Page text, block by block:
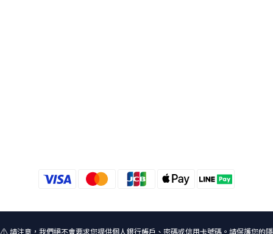
⚠️ 請注意，我們絕不會要求您提供個人銀行帳戶、密碼或信用卡號碼。請保護您的隱